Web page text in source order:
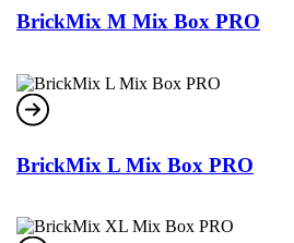
BrickMix M Mix Box PRO
BrickMix L Mix Box PRO